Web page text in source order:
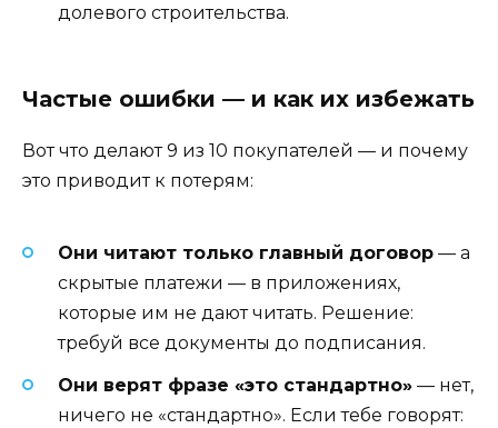
долевого строительства.
Частые ошибки — и как их избежать
Вот что делают 9 из 10 покупателей — и почему
это приводит к потерям:
Они читают только главный договор — а
скрытые платежи — в приложениях,
которые им не дают читать. Решение:
требуй все документы до подписания.
Они верят фразе «это стандартно» — нет,
ничего не «стандартно». Если тебе говорят: